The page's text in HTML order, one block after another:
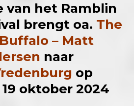
van het Ramblin
brengt oa. The
– Matt
naar
op
oktober 2024